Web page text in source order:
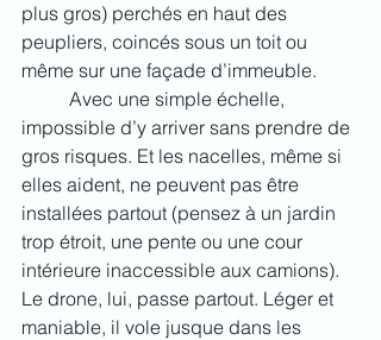
plus gros) perchés en haut des
peupliers, coincés sous un toit ou
même sur une façade d’immeuble.
impossible d’y arriver sans prendre de
gros risques. Et les nacelles, même si
elles aident, ne peuvent pas être
installées partout (pensez à un jardin
trop étroit, une pente ou une cour
intérieure inaccessible aux camions).
Le drone, lui, passe partout. Léger et
maniable, il vole jusque dans les